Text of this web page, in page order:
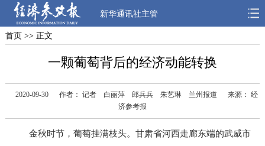
新华通讯社主管
首页 深度 思想
首页 >> 正文
一颗葡萄背后的经济动能转换
2020-09-30 作者： 记者 白丽萍 郎兵兵 朱艺琳 兰州报道
来源： 经
济参考报
金秋时节，葡萄挂满枝头。甘肃省河西走廊东端的武威市